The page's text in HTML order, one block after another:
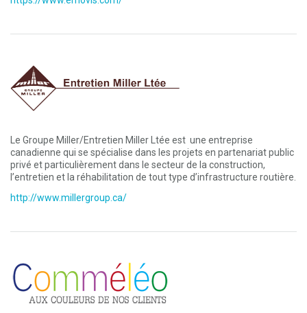
Le Groupe Miller/Entretien Miller Ltée est une entreprise
canadienne qui se spécialise dans les projets en partenariat public
privé et particulièrement dans le secteur de la construction,
l’entretien et la réhabilitation de tout type d’infrastructure routière.
http://www.millergroup.ca/